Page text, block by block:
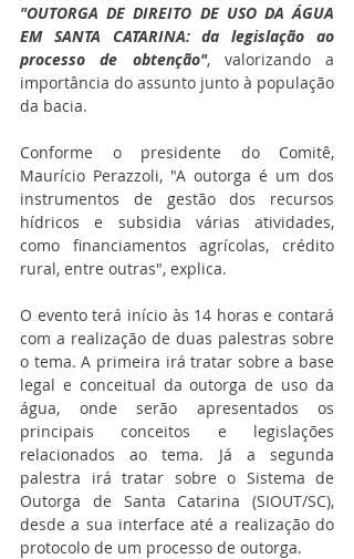
"OUTORGA DE DIREITO DE USO DA ÁGUA
EM SANTA CATARINA: da legislação ao
processo de obtenção", valorizando a
importância do assunto junto à população
da bacia.
Conforme o presidente do Comitê,
Maurício Perazzoli, "A outorga é um dos
instrumentos de gestão dos recursos
hídricos e subsidia várias atividades,
como financiamentos agrícolas, crédito
rural, entre outras", explica.
O evento terá início às 14 horas e contará
com a realização de duas palestras sobre
o tema. A primeira irá tratar sobre a base
legal e conceitual da outorga de uso da
água, onde serão apresentados os
principais conceitos e legislações
relacionados ao tema. Já a segunda
palestra irá tratar sobre o Sistema de
Outorga de Santa Catarina (SIOUT/SC),
desde a sua interface até a realização do
protocolo de um processo de outorga.